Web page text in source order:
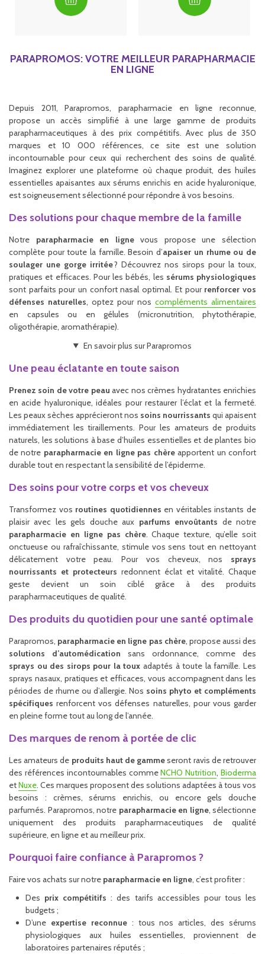
PARAPROMOS: VOTRE MEILLEUR PARAPHARMACIE
EN LIGNE
Depuis 2011, Parapromos, parapharmacie en ligne reconnue,
propose un accès simplifié à une large gamme de produits
parapharmaceutiques à des prix compétitifs. Avec plus de 350
marques et 10 000 références, ce site est une solution
incontournable pour ceux qui recherchent des soins de qualité.
Imaginez explorer une plateforme où chaque produit, des huiles
essentielles apaisantes aux sérums enrichis en acide hyaluronique,
est soigneusement sélectionné pour répondre à vos besoins.
Des solutions pour chaque membre de la famille
Notre parapharmacie en lignevous propose une sélection
complète pour toute la famille. Besoin d’apaiser un rhume ou de
soulager une gorge irritée? Découvrez nos sirops pour la toux,
pratiques et efficaces. Pour les bébés, les sérums physiologiques
sont parfaits pour un confort nasal optimal. Et pour renforcer vos
défenses naturelles, optez pour nos compléments alimentaires
en capsules ou en gélules (micronutrition, phytothérapie,
oligothérapie, aromathérapie).
En savoir plus sur Parapromos
Une peau éclatante en toute saison
Prenez soin de votre peau avec nos crèmes hydratantes enrichies
en acide hyaluronique, idéales pour restaurer l’éclat et la fermeté.
Les peaux sèches apprécieront nos soins nourrissants qui apaisent
immédiatement les tiraillements. Pour les amateurs de produits
naturels, les solutions à base d’huiles essentielles et de plantes bio
de notre parapharmacie en ligne pas chèreapportent un confort
durable tout en respectant la sensibilité de l’épiderme.
Des soins pour votre corps et vos cheveux
Transformez vos routines quotidiennes en véritables instants de
plaisir avec les gels douche aux parfums envoûtants de notre
parapharmacie en ligne pas chère. Chaque texture, qu’elle soit
onctueuse ou rafraîchissante, stimule vos sens tout en nettoyant
délicatement votre peau. Pour vos cheveux, nos sprays
nourrissants et protecteurs redonnent éclat et vitalité. Chaque
geste devient un soin ciblé grâce à des produits
parapharmaceutiques de qualité.
Des produits du quotidien pour une santé optimale
Parapromos, parapharmacie en ligne pas chère, propose aussi des
solutions d’automédication sans ordonnance, comme des
sprays ou des sirops pour la toux adaptés à toute la famille. Les
sprays nasaux, pratiques et efficaces, vous accompagnent dans les
périodes de rhume ou d’allergie. Nos soins phyto et compléments
spécifiques renforcent vos défenses naturelles, pour vous garder
en pleine forme tout au long de l’année.
Des marques de renom à portée de clic
Les amateurs de produits haut de gammeseront ravis de retrouver
des références incontournables commeNCHO Nutrition,Bioderma
etNuxe. Ces marques proposent des solutions adaptées à tous vos
besoins : crèmes, sérums enrichis, ou encore gels douche
parfumés. Parapromos, notre parapharmacie en ligne, sélectionne
uniquement des produits parapharmaceutiques de qualité
supérieure, en ligne et au meilleur prix.
Pourquoi faire confiance à Parapromos ?
Faire vos achats sur notre parapharmacie en ligne, c’est profiter :
Des prix compétitifs : des tarifs accessibles pour tous les
budgets ;
D’une expertise reconnue: tous nos articles, des sérums
physiologiques aux huiles essentielles, proviennent de
laboratoires partenaires réputés ;